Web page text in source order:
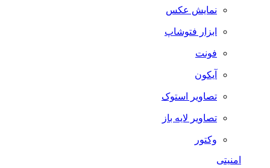
نمایش عکس
ابزار فتوشاپ
فونت
آیکون
تصاویر استوک
تصاویر لایه باز
وکتور